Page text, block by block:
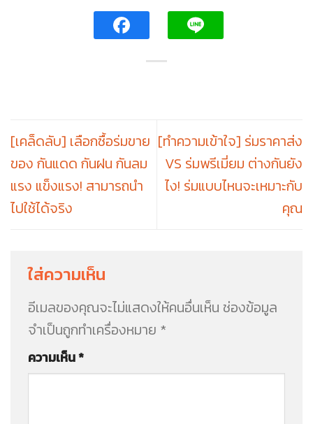
[เคล็ดลับ] เลือกซื้อร่มขาย
ของ กันแดด กันฝน กันลม
แรง แข็งแรง! สามารถนำ
ไปใช้ได้จริง
[ทำความเข้าใจ] ร่มราคาส่ง
VS ร่มพรีเมี่ยม ต่างกันยัง
ไง! ร่มแบบไหนจะเหมาะกับ
คุณ
ใส่ความเห็น
อีเมลของคุณจะไม่แสดงให้คนอื่นเห็น ช่องข้อมูล
จำเป็นถูกทำเครื่องหมาย *
ความเห็น*